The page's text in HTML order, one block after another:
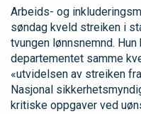
Arbeids- og
søndag kveld streiken i
tvungen lønnsnemnd. Hun
departementet samme
«utvidelsen av streiken
Nasjonal
kritiske oppgaver ved